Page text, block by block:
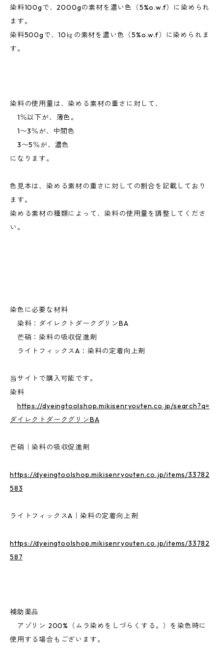
染料100gで、2000gの素材を濃い色（5%o.w.f）に染められ
ます。
染料500gで、10㎏の素材を濃い色（5%o.w.f）に染められま
す。
染料の使用量は、染める素材の重さに対して、
1％以下が、薄色。
1〜3％が、中間色
3〜5％が、濃色
になります。
色見本は、染める素材の重さに対しての割合を記載しており
ます。
染める素材の種類によって、染料の使用量を調整してくださ
い。
染色に必要な材料
染料：ダイレクトダークグリンBA
芒硝：染料の吸収促進剤
ライトフィックスA：染料の定着向上剤
当サイトで購入可能です。
染料
https://dyeingtoolshop.mikisenryouten.co.jp/search?q=
ダイレクトダークグリンBA
芒硝｜染料の吸収促進剤
https://dyeingtoolshop.mikisenryouten.co.jp/items/33782
583
ライトフィックスA｜染料の定着向上剤
https://dyeingtoolshop.mikisenryouten.co.jp/items/33782
587
補助薬品
アゾリン 200%（ムラ染めをしづらくする。）を染色時に
使用する場合もございます。